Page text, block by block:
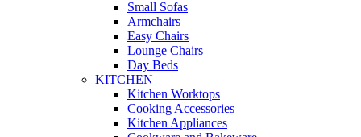
Small Sofas
Armchairs
Easy Chairs
Lounge Chairs
Day Beds
KITCHEN
Kitchen Worktops
Cooking Accessories
Kitchen Appliances